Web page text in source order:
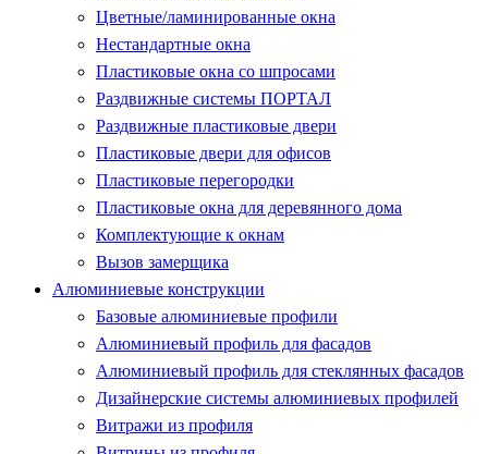
Цветные/ламинированные окна
Нестандартные окна
Пластиковые окна со шпросами
Раздвижные системы ПОРТАЛ
Раздвижные пластиковые двери
Пластиковые двери для офисов
Пластиковые перегородки
Пластиковые окна для деревянного дома
Комплектующие к окнам
Вызов замерщика
Алюминиевые конструкции
Базовые алюминиевые профили
Алюминиевый профиль для фасадов
Алюминиевый профиль для стеклянных фасадов
Дизайнерские системы алюминиевых профилей
Витражи из профиля